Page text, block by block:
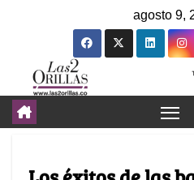
agosto 9,